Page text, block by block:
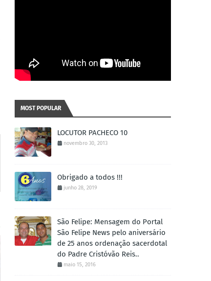
MOST POPULAR
LOCUTOR PACHECO 10
novembro 30, 2013
Obrigado a todos !!!
junho 28, 2019
São Felipe: Mensagem do Portal
São Felipe News pelo aniversário
de 25 anos ordenação sacerdotal
do Padre Cristóvão Reis..
maio 15, 2016